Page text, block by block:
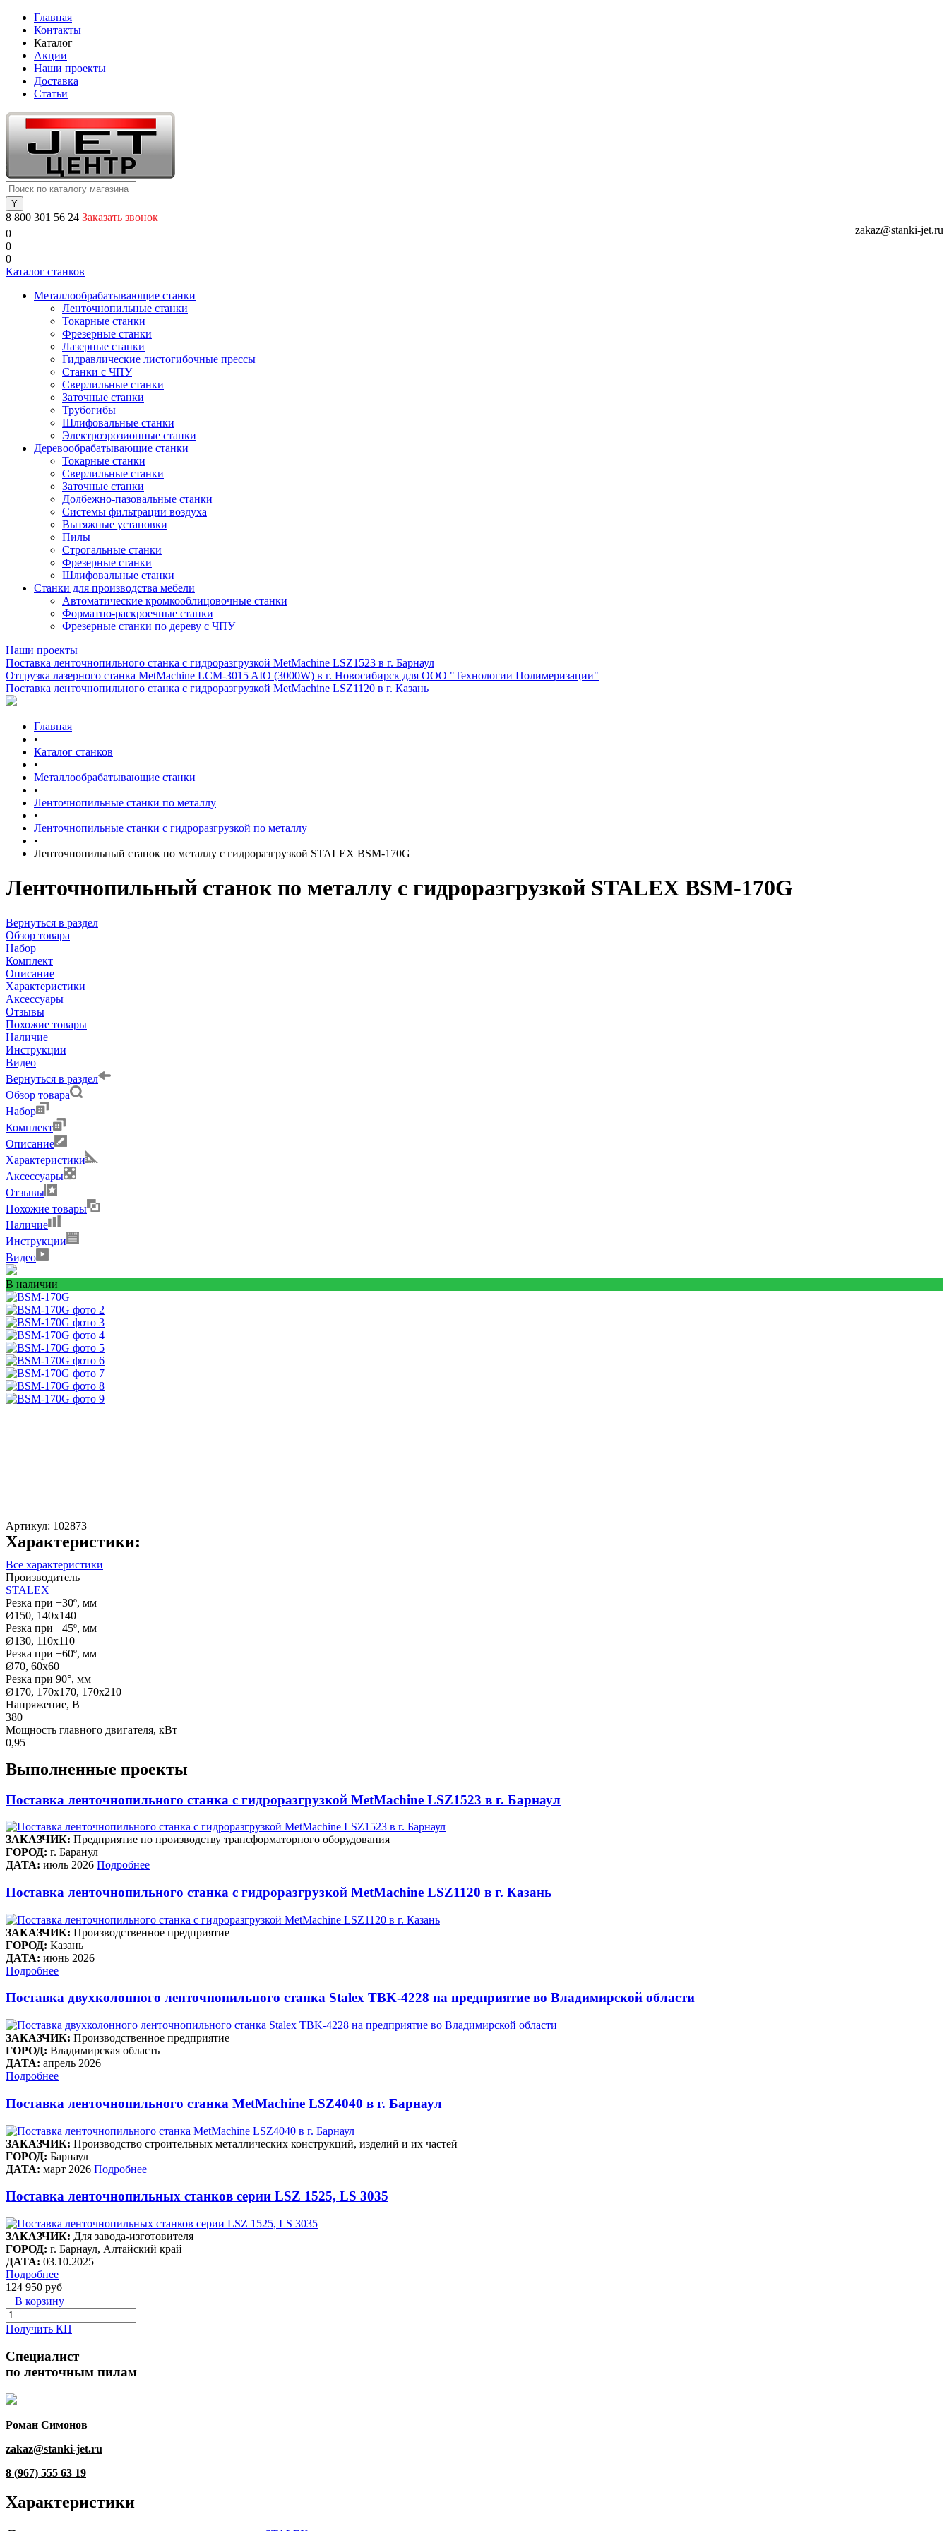
Главная
Контакты
Каталог
Акции
Наши проекты
Доставка
Статьи
8 800 301 56 24 Заказать звонок
zakaz@stanki-jet.ru
0
0
0
Каталог станков
Металлообрабатывающие станки
Ленточнопильные станки
Токарные станки
Фрезерные станки
Лазерные станки
Гидравлические листогибочные прессы
Станки с ЧПУ
Сверлильные станки
Заточные станки
Трубогибы
Шлифовальные станки
Электроэрозионные станки
Деревообрабатывающие станки
Токарные станки
Сверлильные станки
Заточные станки
Долбежно-пазовальные станки
Системы фильтрации воздуха
Вытяжные установки
Пилы
Строгальные станки
Фрезерные станки
Шлифовальные станки
Станки для производства мебели
Автоматические кромкооблицовочные станки
Форматно-раскроечные станки
Фрезерные станки по дереву с ЧПУ
Наши проекты
Поставка ленточнопильного станка c гидроразгрузкой MetMachine LSZ1523 в г. Барнаул
Отгрузка лазерного станка MetMachine LCM-3015 AIO (3000W) в г. Новосибирск для ООО "Технологии Полимеризации"
Поставка ленточнопильного станка c гидроразгрузкой MetMachine LSZ1120 в г. Казань
Главная
•
Каталог станков
•
Металлообрабатывающие станки
•
Ленточнопильные станки по металлу
•
Ленточнопильные станки с гидроразгрузкой по металлу
•
Ленточнопильный станок по металлу с гидроразгрузкой STALEX BSМ-170G
Ленточнопильный станок по металлу с гидроразгрузкой STALEX BSМ-170G
Вернуться в раздел
Обзор товара
Набор
Комплект
Описание
Характеристики
Аксессуары
Отзывы
Похожие товары
Наличие
Инструкции
Видео
Вернуться в раздел
Обзор товара
Набор
Комплект
Описание
Характеристики
Аксессуары
Отзывы
Похожие товары
Наличие
Инструкции
Видео
В наличии
Артикул: 102873
Характеристики:
Все характеристики
Производитель
STALEX
Резка при +30º, мм
Ø150, 140x140
Резка при +45º, мм
Ø130, 110х110
Резка при +60º, мм
Ø70, 60x60
Резка при 90°, мм
Ø170, 170х170, 170х210
Напряжение, В
380
Мощность главного двигателя, кВт
0,95
Выполненные проекты
Поставка ленточнопильного станка c гидроразгрузкой MetMachine LSZ1523 в г. Барнаул
ЗАКАЗЧИК: Предприятие по производству трансформаторного оборудования
ГОРОД: г. Баранул
ДАТА: июль 2026 Подробнее
Поставка ленточнопильного станка c гидроразгрузкой MetMachine LSZ1120 в г. Казань
ЗАКАЗЧИК: Производственное предприятие
ГОРОД: Казань
ДАТА: июнь 2026
Подробнее
Поставка двухколонного ленточнопильного станка Stalex TBK-4228 на предприятие во Владимирской области
ЗАКАЗЧИК: Производственное предприятие
ГОРОД: Владимирская область
ДАТА: апрель 2026
Подробнее
Поставка ленточнопильного станка MetMachine LSZ4040 в г. Барнаул
ЗАКАЗЧИК: Производство строительных металлических конструкций, изделий и их частей
ГОРОД: Барнаул
ДАТА: март 2026 Подробнее
Поставка ленточнопильных станков серии LSZ 1525, LS 3035
ЗАКАЗЧИК: Для завода-изготовителя
ГОРОД: г. Барнаул, Алтайский край
ДАТА: 03.10.2025
Подробнее
124 950 руб
В корзину
Получить КП
Специалист
по ленточным пилам
Роман Симонов
zakaz@stanki-jet.ru
8 (967) 555 63 19
Характеристики